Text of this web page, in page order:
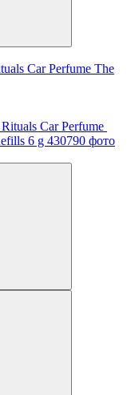
​Car Perfume The